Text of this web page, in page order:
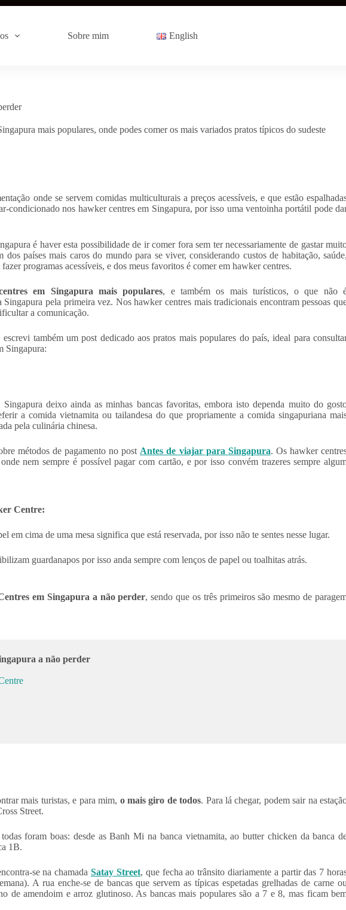
Sobre mim English
mais populares, onde podes comer os mais variados pratos típicos do sudeste
onde se servem comidas multiculturais a preços acessíveis, e que estão
condicionado nos hawker centres em Singapura, por isso uma ventoinha portátil pode
é haver esta possibilidade de ir comer fora sem ter necessariamente de gastar
países mais caros do mundo para se viver, considerando custos de habitação,
programas acessíveis, e dos meus favoritos é comer em hawker centres.
em Singapura mais populares, e também os mais turísticos, o que não
Singapura pela primeira vez. Nos hawker centres mais tradicionais encontram pessoas
a comunicação.
também um post dedicado aos pratos mais populares do país, ideal para
Singapura:
deixo ainda as minhas bancas favoritas, embora isto dependa muito do
a comida vietnamita ou tailandesa do que propriamente a comida singapuriana
pela culinária chinesa.
métodos de pagamento no post Antes de viajar para Singapura. Os hawker
nem sempre é possível pagar com cartão, e por isso convém trazeres sempre
Centre:
em cima de uma mesa significa que está reservada, por isso não te sentes nesse lugar.
guardanapos por isso anda sempre com lenços de papel ou toalhitas atrás.
em Singapura a não perder, sendo que os três primeiros são mesmo de
a não perder
mais turistas, e para mim, o mais giro de todos. Para lá chegar, podem sair na
Street.
foram boas: desde as Banh Mi na banca vietnamita, ao butter chicken da banca
1B.
se na chamadaSatay Street, que fecha ao trânsito diariamente a partir das 7
A rua enche-se de bancas que servem as típicas espetadas grelhadas de carne
de amendoim e arroz glutinoso. As bancas mais populares são a 7 e 8, mas ficam